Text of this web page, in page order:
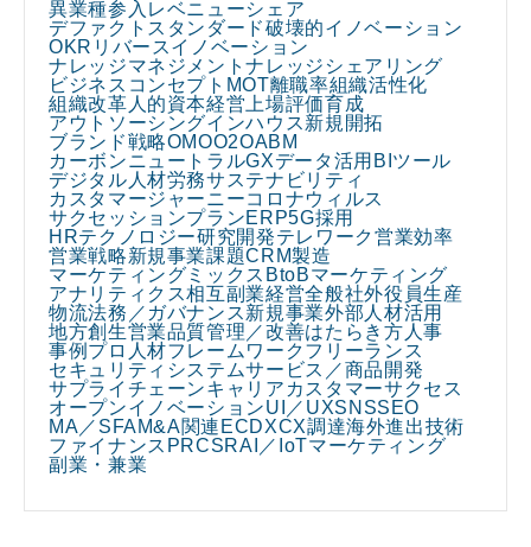
異業種参入 レベニューシェア
デファクトスタンダード破壊的イノベーション
OKR リバースイノベーション
ナレッジマネジメントナレッジシェアリング
ビジネスコンセプト MOT離職率組織活性化
組織改革 人的資本経営 上場評価育成
アウトソーシングインハウス新規開拓
ブランド戦略OMOO2OABM
カーボンニュートラルGXデータ活用 BIツール
デジタル人材労務サステナビリティ
カスタマージャーニーコロナウィルス
サクセッションプランERP5G採用
HRテクノロジー研究開発テレワーク営業効率
営業戦略新規事業課題CRM製造
マーケティングミックス BtoBマーケティング
アナリティクス相互副業経営全般社外役員生産
物流法務／ガバナンス新規事業外部人材活用
地方創生営業品質管理／改善はたらき方 人事
事例 プロ人材フレームワークフリーランス
セキュリティ システムサービス／商品開発
サプライチェーンキャリア カスタマーサクセス
オープンイノベーションUI／UXSNSSEO
MA／SFAM&A関連 ECDXCX調達海外進出技術
ファイナンス PRCSRAI／IoTマーケティング
副業・兼業